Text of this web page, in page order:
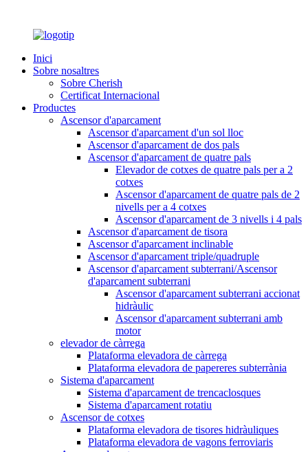
Inici
Sobre nosaltres
Sobre Cherish
Certificat Internacional
Productes
Ascensor d'aparcament
Ascensor d'aparcament d'un sol lloc
Ascensor d'aparcament de dos pals
Ascensor d'aparcament de quatre pals
Elevador de cotxes de quatre pals per a 2
cotxes
Ascensor d'aparcament de quatre pals de 2
nivells per a 4 cotxes
Ascensor d'aparcament de 3 nivells i 4 pals
Ascensor d'aparcament de tisora
Ascensor d'aparcament inclinable
Ascensor d'aparcament triple/quadruple
Ascensor d'aparcament subterrani/Ascensor
d'aparcament subterrani
Ascensor d'aparcament subterrani accionat
hidràulic
Ascensor d'aparcament subterrani amb
motor
elevador de càrrega
Plataforma elevadora de càrrega
Plataforma elevadora de papereres subterrània
Sistema d'aparcament
Sistema d'aparcament de trencaclosques
Sistema d'aparcament rotatiu
Ascensor de cotxes
Plataforma elevadora de tisores hidràuliques
Plataforma elevadora de vagons ferroviaris